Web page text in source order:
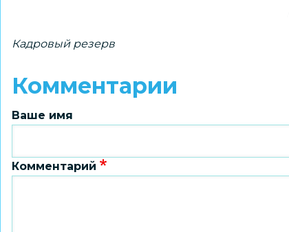
Кадровый резерв
Комментарии
Ваше имя
Комментарий